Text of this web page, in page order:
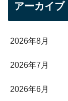
アーカイブ
2026年8月
2026年7月
2026年6月